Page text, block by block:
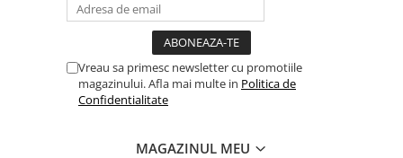
Personalizeaza-ti experienta cu optiunea de cadran
personalizabil, care reflecta stilul tau unic si pozele tale
preferate pe display-ul ceasului.
Vreau sa primesc newsletter cu promotiile
magazinului. Afla mai multe in Politica de
Confidentialitate
MAGAZINUL MEU